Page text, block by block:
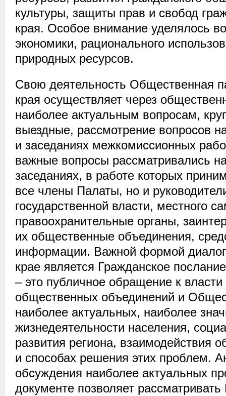
культуры, защиты прав и свобод
края. Особое внимание уделялось
экономики, рационального
природных ресурсов.
Свою деятельность Общественная
края осуществляет через
наиболее актуальным вопросам,
выездные, рассмотрение вопросов
и заседаниях межкомиссионных
важные вопросы рассматривались
заседаниях, в работе которых
все члены Палаты, но и
государственной власти, местного
правоохранительные органы,
их общественные объединения,
информации. Важной формой
крае является Гражданское
– это публичное обращение к
общественных объединений и
наиболее актуальных, наиболее
жизнедеятельности населения,
развития региона, взаимодействия
и способах решения этих проблем.
обсуждения наиболее актуальных
документе позволяет